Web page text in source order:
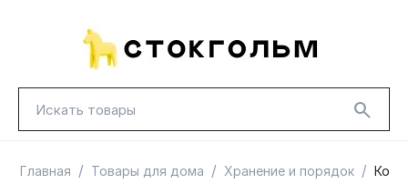
Главная / Товары для дома / Хранение и порядок /